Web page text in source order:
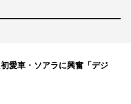
愛車・ソアラに興奮「デジ